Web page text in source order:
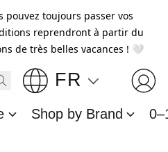
pouvez toujours passer vos
reprendront à partir du
de très belles vacances ! 🤍
FR
Shop by Brand